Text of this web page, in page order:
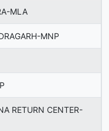
MLA
MNP
RETURN CENTER-